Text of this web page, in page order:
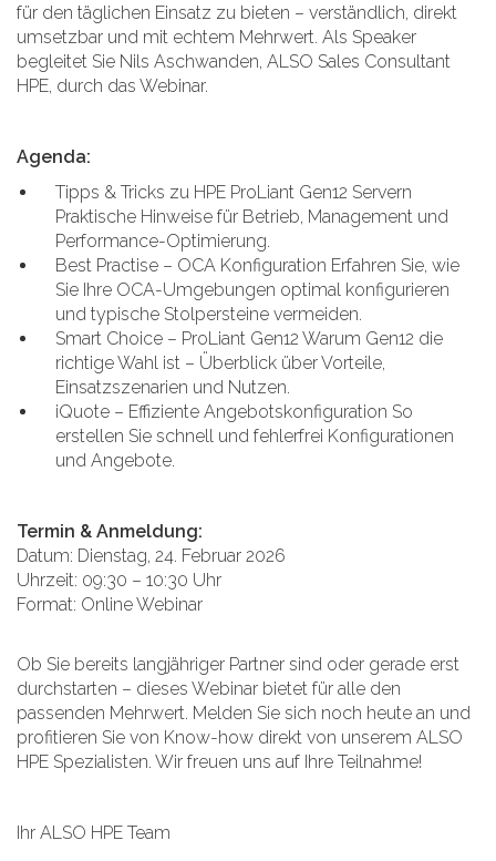
für den täglichen Einsatz zu bieten – verständlich, direkt
umsetzbar und mit echtem Mehrwert. Als Speaker
begleitet Sie Nils Aschwanden, ALSO Sales Consultant
HPE, durch das Webinar.
Agenda:
Tipps & Tricks zu HPE ProLiant Gen12 Servern
Praktische Hinweise für Betrieb, Management und
Performance-Optimierung.
Best Practise – OCA Konfiguration Erfahren Sie, wie
Sie Ihre OCA-Umgebungen optimal konfigurieren
und typische Stolpersteine vermeiden.
Smart Choice – ProLiant Gen12 Warum Gen12 die
richtige Wahl ist – Überblick über Vorteile,
Einsatzszenarien und Nutzen.
iQuote – Effiziente Angebotskonfiguration So
erstellen Sie schnell und fehlerfrei Konfigurationen
und Angebote.
Termin & Anmeldung:
Datum: Dienstag, 24. Februar 2026
Uhrzeit: 09:30 – 10:30 Uhr
Format: Online Webinar
Ob Sie bereits langjähriger Partner sind oder gerade erst
durchstarten – dieses Webinar bietet für alle den
passenden Mehrwert. Melden Sie sich noch heute an und
profitieren Sie von Know-how direkt von unserem ALSO
HPE Spezialisten. Wir freuen uns auf Ihre Teilnahme!
Ihr ALSO HPE Team